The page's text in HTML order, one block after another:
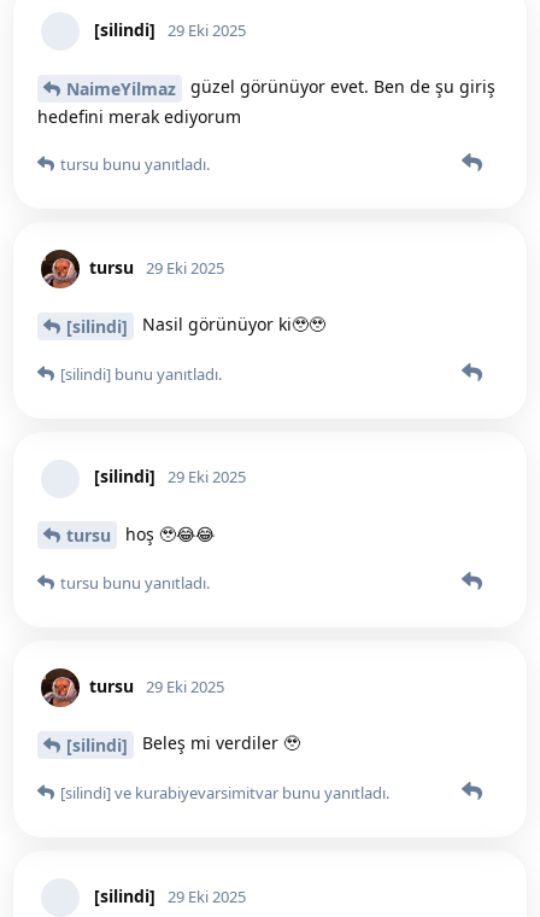
[silindi] 29 Eki 2025
NaimeYilmaz
güzel görünüyor evet. Ben de şu giriş
hedefini merak ediyorum
tursu bunu yanıtladı.
tursu 29 Eki 2025
[silindi] Nasil görünüyor ki🥹🥹
[silindi] bunu yanıtladı.
[silindi] 29 Eki 2025
tursu hoş 🥹😂😂
tursu bunu yanıtladı.
tursu 29 Eki 2025
[silindi] Beleş mi verdiler 🥹
[silindi]ve kurabiyevarsimitvar bunu yanıtladı.
[silindi] 29 Eki 2025